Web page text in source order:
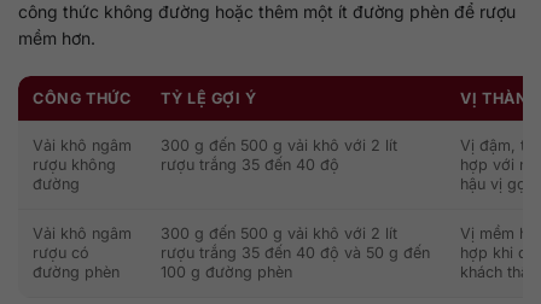
công thức không đường hoặc thêm một ít đường phèn để rượu
mềm hơn.
CÔNG THỨC TỶ LỆ GỢI Ý VỊ
Vải khô ngâm
rượu không
đường
300 g đến 500 g vải khô với 2 lít
rượu trắng 35 đến 40 độ
Vị đậm,
hợp với
hậu vị gọn
Vải khô ngâm
rượu có
đường phèn
300 g đến 500 g vải khô với 2 lít
rượu trắng 35 đến 40 độ và 50 g đến
100 g đường phèn
Vị mềm
hợp khi
khách